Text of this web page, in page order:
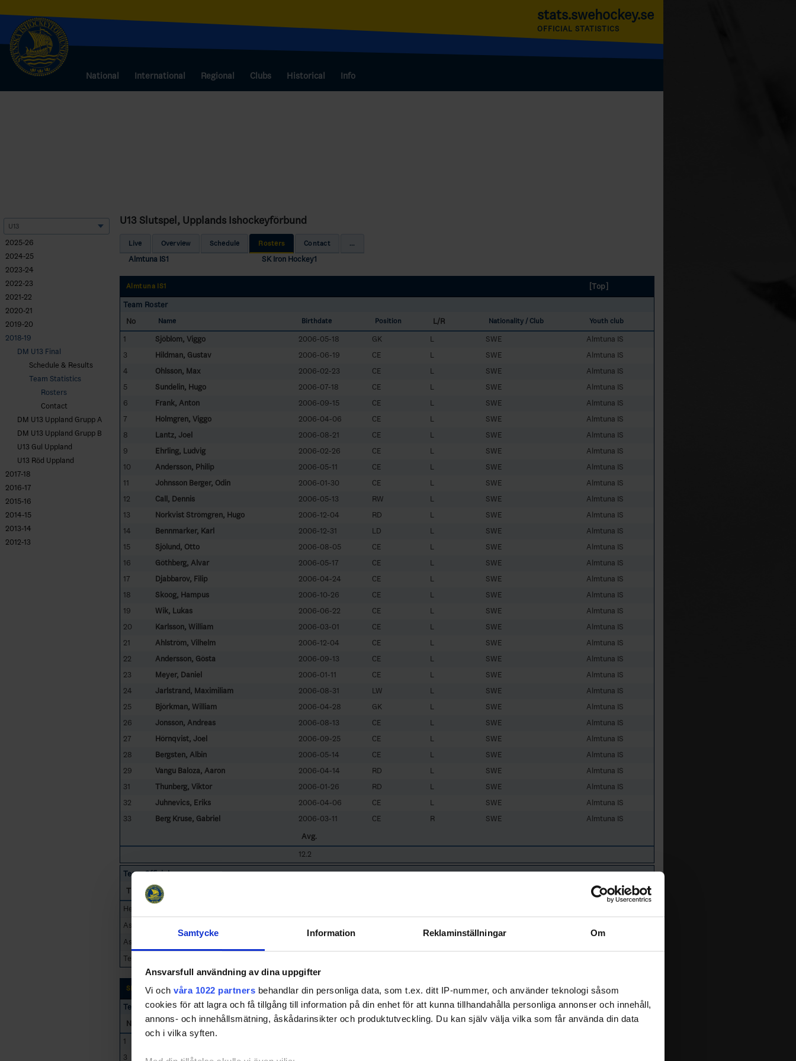
Samtycke Information Reklaminställningar Om
Ansvarsfull användning av dina uppgifter
Vi och våra 1022 partners behandlar din personliga data, som t.ex. ditt IP-nummer, och använder teknologi såsom
cookies för att lagra och få tillgång till information på din enhet för att kunna tillhandahålla personliga annonser och innehåll,
annons- och innehållsmätning, åskådarinsikter och produktutveckling. Du kan själv välja vilka som får använda din data
och i vilka syften.
National International Regional Clubs Historical Info
stats.swehockey.se
OFFICIAL STATISTICS
2025-26
2024-25
2023-24
2022-23
2021-22
2020-21
2019-20
2018-19
DM U13 Final
Schedule & Results
Team Statistics
Rosters
Contact
DM U13 Uppland Grupp A
DM U13 Uppland Grupp B
U13 Gul Uppland
U13 Röd Uppland
2017-18
2016-17
2015-16
2014-15
2013-14
2012-13
U13 Slutspel, Upplands Ishockeyförbund
Live Overview Schedule Rosters Contact ...
Almtuna IS1 SK Iron Hockey1
Almtuna IS1
[Top]
Team Roster
No
Name Birthdate Position L/R Nationality / Club Youth club
1 Sjöblom, Viggo 2006-05-18 GK L SWE
Almtuna IS
3
Hildman, Gustav 2006-06-19 CE L SWE
Almtuna IS
4
Ohlsson, Max 2006-02-23 CE L SWE
Almtuna IS
5
Sundelin, Hugo 2006-07-18 CE L SWE
Almtuna IS
6
Frank, Anton 2006-09-15 CE L SWE
Almtuna IS
7
Holmgren, Viggo 2006-04-06 CE L SWE
Almtuna IS
8
Lantz, Joel 2006-08-21 CE L SWE
Almtuna IS
9
Ehrling, Ludvig 2006-02-26 CE L SWE
Almtuna IS
10
Andersson, Philip 2006-05-11 CE L SWE
Almtuna IS
11
Johnsson Berger, Odin 2006-01-30 CE L SWE
Almtuna IS
12
Call, Dennis 2006-05-13 RW L SWE
Almtuna IS
13
Norkvist Strömgren, Hugo 2006-12-04 RD L SWE
Almtuna IS
14
Bennmarker, Karl 2006-12-31 LD L SWE
Almtuna IS
15
Sjölund, Otto 2006-08-05 CE L SWE
Almtuna IS
16
Göthberg, Alvar 2006-05-17 CE L SWE
Almtuna IS
17
Djabbarov, Filip 2006-04-24 CE L SWE
Almtuna IS
18
Skoog, Hampus 2006-10-26 CE L SWE
Almtuna IS
19
Wik, Lukas 2006-06-22 CE L SWE
Almtuna IS
20
Karlsson, William 2006-03-01 CE L SWE
Almtuna IS
21
Ahlström, Vilhelm 2006-12-04 CE L SWE
Almtuna IS
22
Andersson, Gösta 2006-09-13 CE L SWE
Almtuna IS
23
Meyer, Daniel 2006-01-11 CE L SWE
Almtuna IS
24
Jarlstrand, Maximiliam 2006-08-31 LW L SWE
Almtuna IS
25
Björkman, William 2006-04-28 GK L SWE
Almtuna IS
26
Jonsson, Andreas 2006-08-13 CE L SWE
Almtuna IS
27
Hörnqvist, Joel 2006-09-25 CE L SWE
Almtuna IS
28
Bergsten, Albin 2006-05-14 CE L SWE
Almtuna IS
29
Vangu Baloza, Aaron 2006-04-14 RD L SWE
Almtuna IS
31
Thunberg, Viktor 2006-01-26 RD L SWE
Almtuna IS
32
Juhnevics, Eriks 2006-04-06 CE L SWE
Almtuna IS
33
Berg Kruse, Gabriel 2006-03-11 CE R SWE
Almtuna IS
Avg.
12.2
Team Officials
Title
Head Coach
Assistant Coach
Assistant Coach
Team Manager
SK Iron Hockey1
[Top]
Team Roster
No
Name Birthdate Position L/R Nationality / Club Youth club
1 Jansson, Julia
3
Vibäck, Karl 2005-04-21